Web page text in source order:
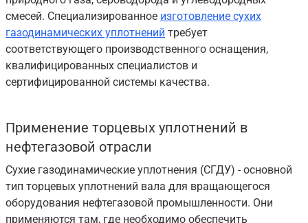
смесей. Специализированное изготовление сухих
газодинамических уплотнений требует
соответствующего производственного оснащения,
квалифицированных специалистов и
сертифицированной системы качества.
Применение торцевых уплотнений в
нефтегазовой отрасли
Сухие газодинамические уплотнения (СГДУ) - основной
тип торцевых уплотнений вала для вращающегося
оборудования нефтегазовой промышленности. Они
применяются там, где необходимо обеспечить